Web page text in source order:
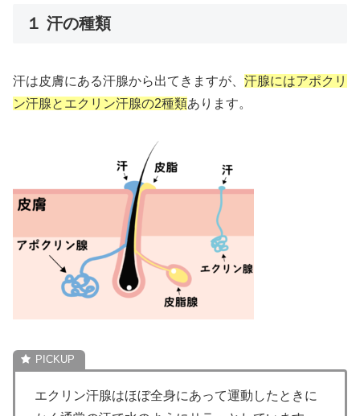
１ 汗の種類
汗は皮膚にある汗腺から出てきますが、 汗腺にはアポクリ
ン汗腺とエクリン汗腺の2種類あります。
エクリン汗腺はほぼ全身にあって運動したときに